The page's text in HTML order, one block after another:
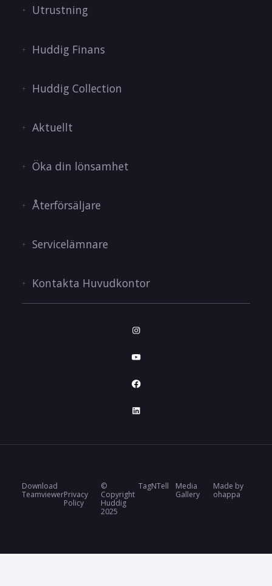
Utrustning
Huddig Finans
Huddig Collection
Aktuellt
Öka din lönsamhet
Återförsäljare
Servicelämnare
Kontakta Huvudkontor
Download
TeamviewerPrivacy
Policy
©
Copyright
Huddig
2025
TagNTell
Media
Gallery
Made by
ohappa